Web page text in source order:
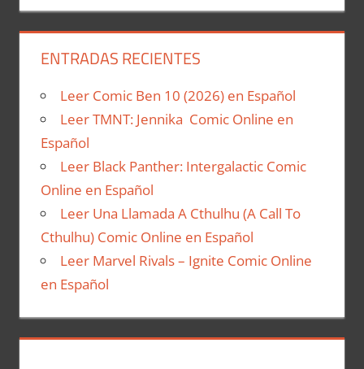
ENTRADAS RECIENTES
Leer Comic Ben 10 (2026) en Español
Leer TMNT: Jennika Comic Online en
Español
Leer Black Panther: Intergalactic Comic
Online en Español
Leer Una Llamada A Cthulhu (A Call To
Cthulhu) Comic Online en Español
Leer Marvel Rivals – Ignite Comic Online
en Español